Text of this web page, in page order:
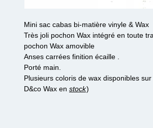
Mini sac cabas bi-matière vinyle & Wax
Très joli pochon Wax intégré en toute
pochon Wax amovible
Anses carrées finition écaille .
Porté main.
Plusieurs coloris de wax disponibles
D&co Wax en stock)